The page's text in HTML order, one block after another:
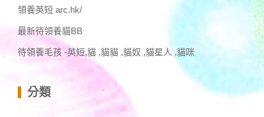
領養英短 arc.hk/
最新待領養貓BB
待領養毛孩 -英短,貓 ,貓貓 ,貓奴 ,貓星人 ,貓咪
分類